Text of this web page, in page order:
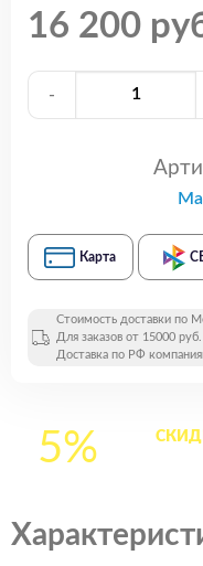
16 200
-
Карта
Стоимость доставки по
Для заказов от 15000
Доставка по РФ
5%